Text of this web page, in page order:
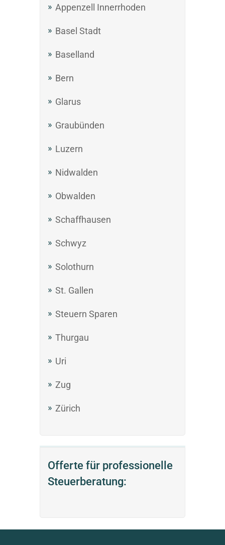
Appenzell Innerrhoden
Basel Stadt
Baselland
Bern
Glarus
Graubünden
Luzern
Nidwalden
Obwalden
Schaffhausen
Schwyz
Solothurn
St. Gallen
Steuern Sparen
Thurgau
Uri
Zug
Zürich
Offerte für professionelle
Steuerberatung: